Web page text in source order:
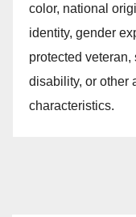
color, national
identity, gender
protected
disability, or other
characteristics.